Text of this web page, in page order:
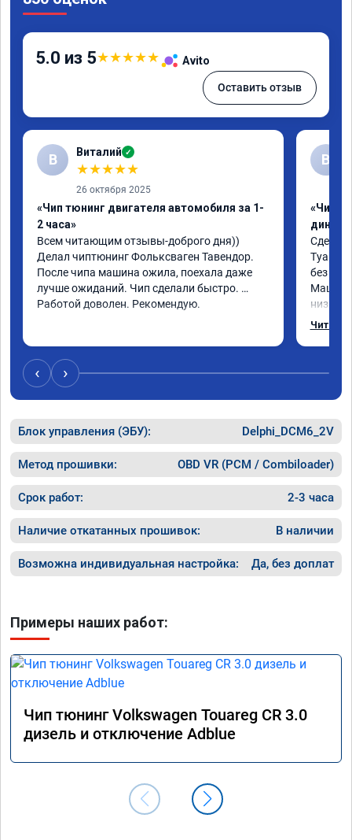
5.0 из 5★★★★★ Avito
Оставить отзыв
В Виталий ✓
★★★★★
26 октября 2025
«Чип тюнинг двигателя автомобиля за 1-
2 часа»
Всем читающим отзывы-доброго дня))
Делал чиптюнинг Фольксваген Тавендор.
После чипа машина ожила, поехала даже
лучше ожиданий. Чип сделали быстро.
Работой доволен. Рекомендую.
В
«Чип
Туарег
без
Машина
низких
км/ч
Читать
‹ ›
Блок управления (ЭБУ): Delphi_DCM6_2V
Метод прошивки: OBD VR (PCM / Combiloader)
Срок работ: 2-3 часа
Наличие откатанных прошивок: В наличии
Возможна индивидуальная настройка: Да, без доплат
Примеры наших работ:
Чип тюнинг Volkswagen Touareg CR 3.0
дизель и отключение Adblue